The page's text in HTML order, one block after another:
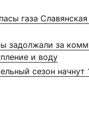
газа
задолжали за
и воду
сезон начнут